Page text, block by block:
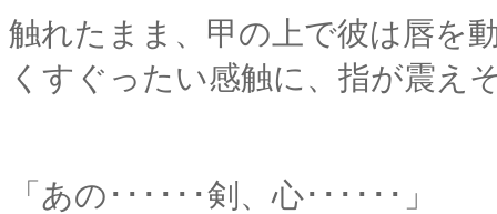
触れたまま、甲の上で彼は唇を
くすぐったい感触に、指が震え
「あの･･････剣、心･･････」